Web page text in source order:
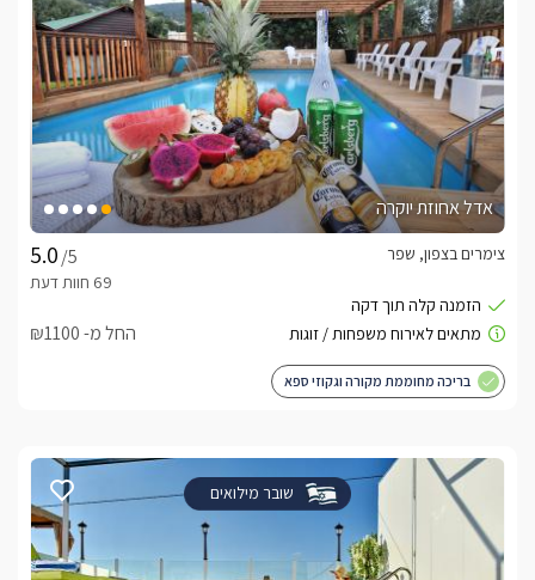
אדל אחוזת יוקרה
/5
צימרים בצפון, שפר
החל מ- ₪1100
בריכה מחוממת מקורה וגקוזי ספא
שובר מילואים